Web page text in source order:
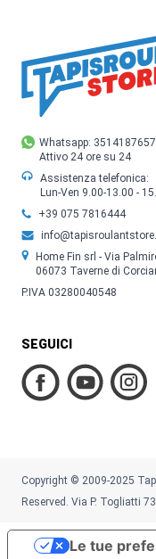
Whatsapp: 3514187657
Attivo 24 ore su 24
Assistenza telefonica:
Lun-Ven 9.00-13.00 -
+39 075 7816444
Home Fin srl - Via
06073 Taverne di
P.IVA 03280040548
SEGUICI
Copyright © 2009-2025
Reserved. Via P. Togliatti
Le tue